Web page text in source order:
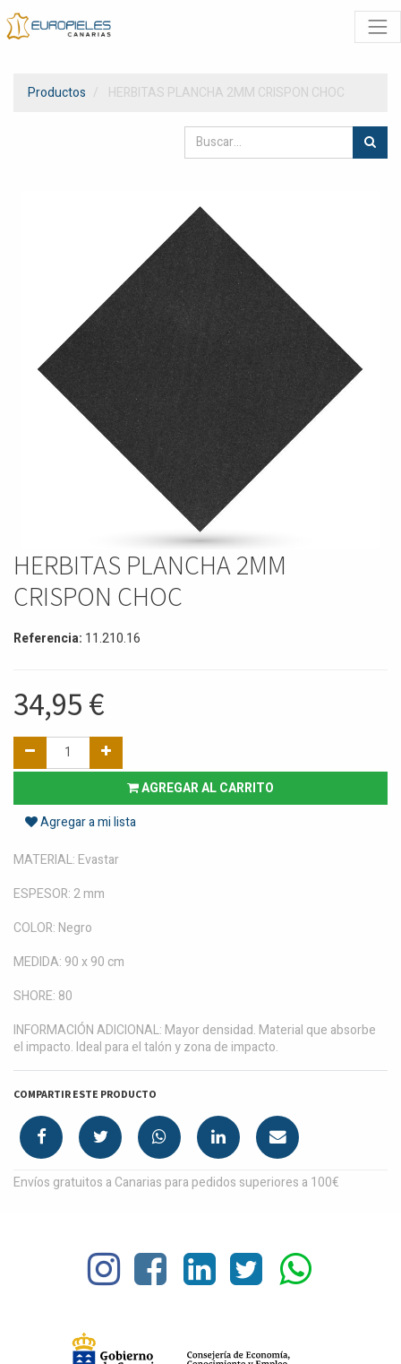
Productos HERBITAS PLANCHA 2MM CRISPON CHOC
HERBITAS PLANCHA 2MM
CRISPON CHOC
Referencia: 11.210.16
34,95 €
AGREGAR AL CARRITO
Agregar a mi lista
MATERIAL: Evastar
ESPESOR: 2 mm
COLOR: Negro
MEDIDA: 90 x 90 cm
SHORE: 80
INFORMACIÓN ADICIONAL: Mayor densidad. Material que absorbe
el impacto. Ideal para el talón y zona de impacto.
COMPARTIR ESTE PRODUCTO
Envíos gratuitos a Canarias para pedidos superiores a 100€